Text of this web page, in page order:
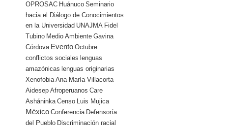
OPROSAC Huánuco Seminario
hacia el Diálogo de Conocimientos
en la Universidad UNAJMA Fidel
Tubino Medio Ambiente Gavina
Córdova Evento Octubre
conflictos sociales lenguas
amazónicas lenguas originarias
Xenofobia Ana María Villacorta
Aidesep Afroperuanos Care
Asháninka Censo Luis Mujica
México Conferencia Defensoría
del Pueblo Discriminación racial